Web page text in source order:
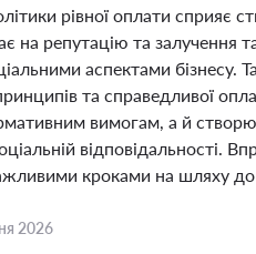
рівної оплати сприяє
на репутацію та залучення
аспектами бізнесу.
та справедливої
вимогам, а й
відповідальності.
кроками на шляху до
2026